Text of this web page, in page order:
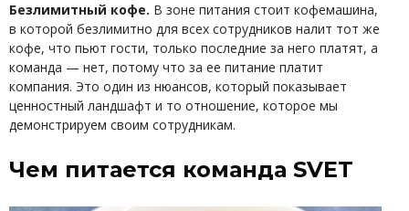
Безлимитный кофе. В зоне питания стоит кофемашина,
в которой безлимитно для всех сотрудников налит тот же
кофе, что пьют гости, только последние за него платят, а
команда — нет, потому что за ее питание платит
компания. Это один из нюансов, который показывает
ценностный ландшафт и то отношение, которое мы
демонстрируем своим сотрудникам.
Чем питается команда SVET